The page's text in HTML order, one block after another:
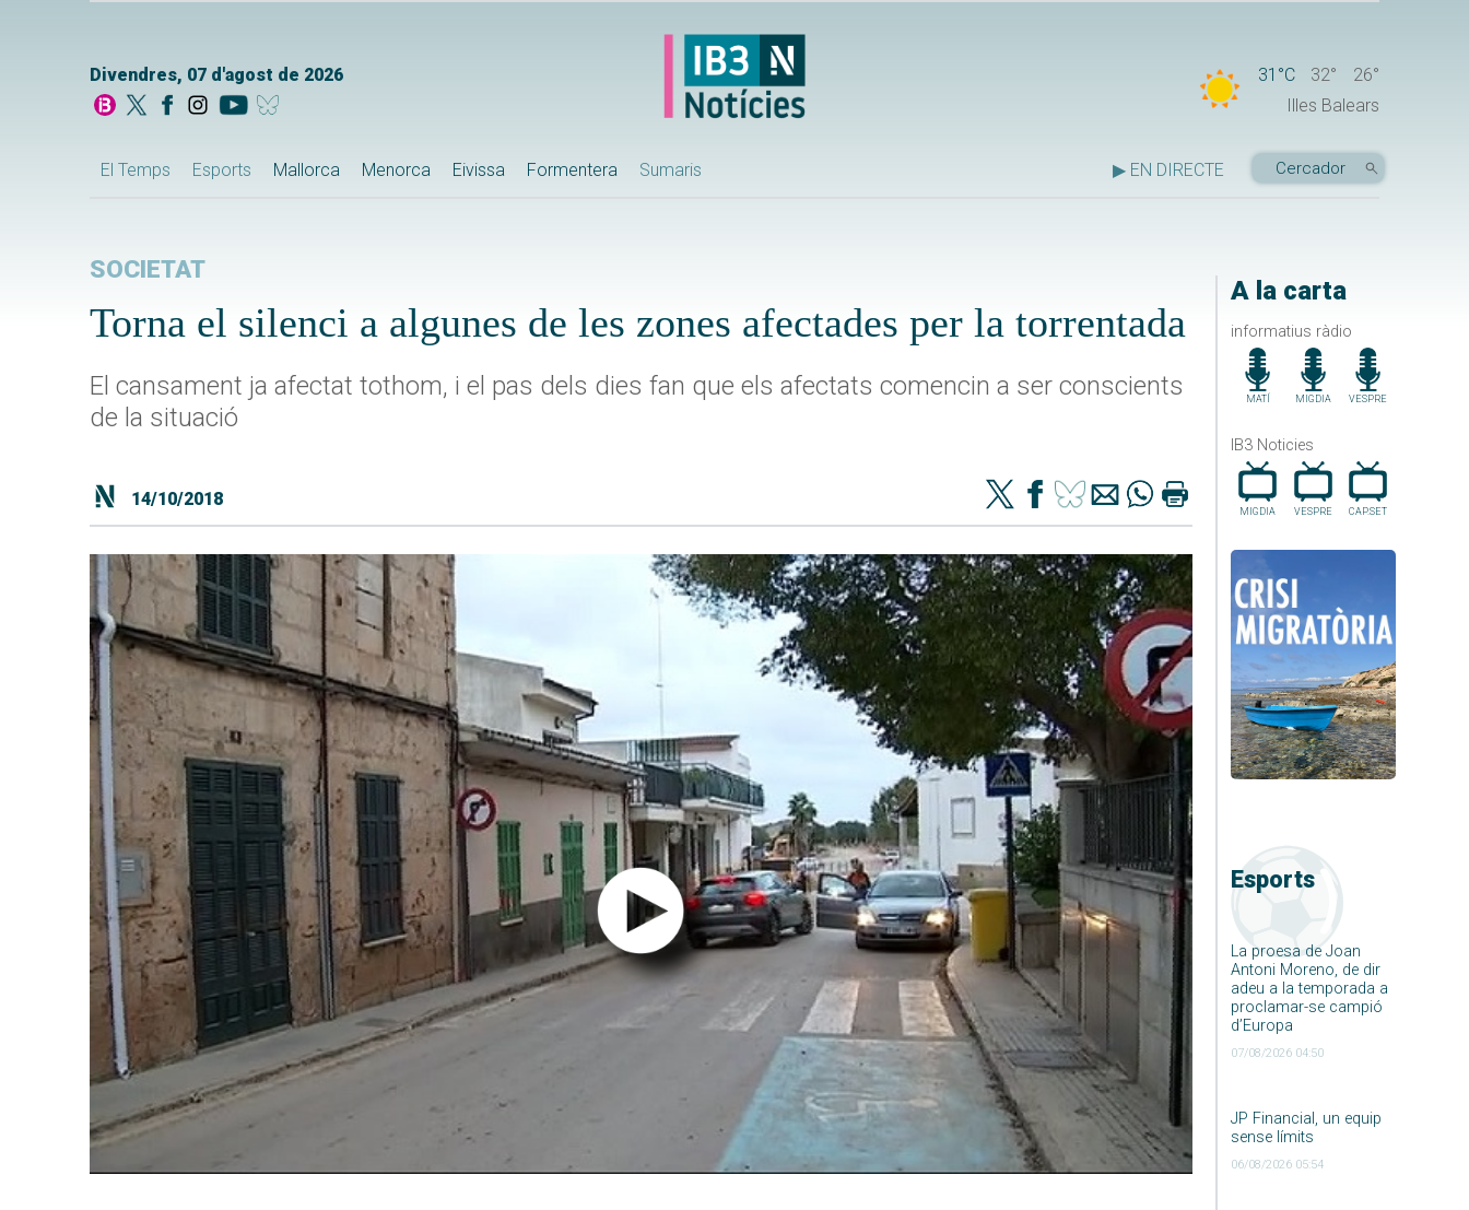
Divendres, 07 d'agost de 2026 31°C 32°
26°
Illes Balears
El Temps Esports Mallorca Menorca Eivissa Formentera Sumaris ▶ EN DIRECTE
A la carta
informatius ràdio
MATÍ MIGDIA VESPRE
IB3 Noticies
MIGDIA VESPRE CAP.SET
Esports
La proesa de Joan
Antoni Moreno, de dir
adeu a la temporada a
proclamar-se campió
d’Europa
07/08/2026 04:50
JP Financial, un equip
sense límits
06/08/2026 05:54
SOCIETAT
Torna el silenci a algunes de les zones afectades per la torrentada
El cansament ja afectat tothom, i el pas dels dies fan que els afectats comencin a ser conscients
de la situació
14/10/2018